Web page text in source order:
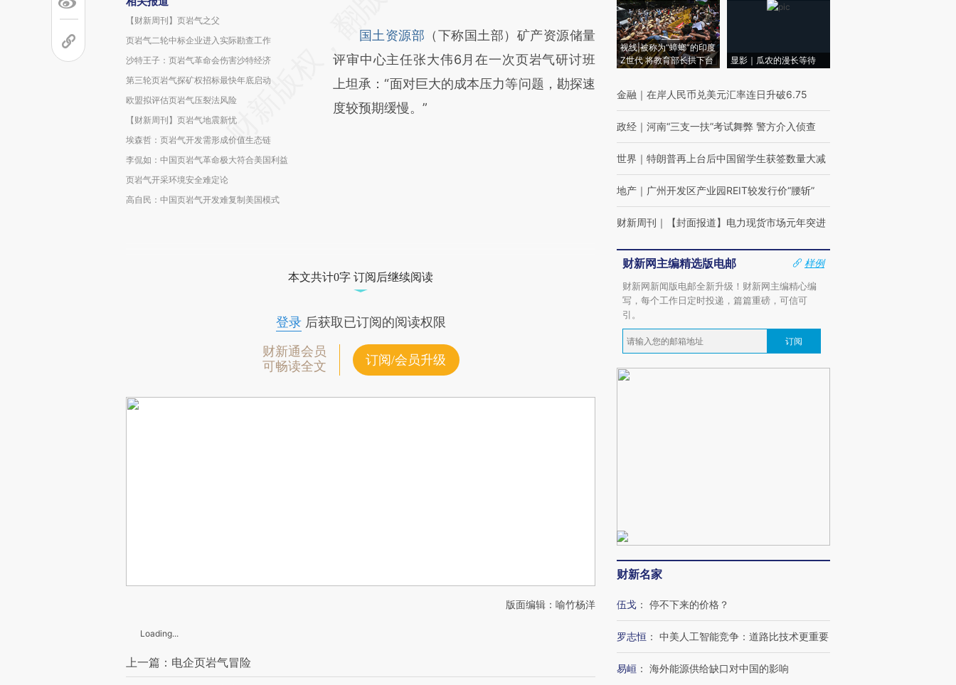
【财新周刊】页岩气之父
页岩气二轮中标企业进入实际勘查工作
沙特王子：页岩气革命会伤害沙特经济
第三轮页岩气探矿权招标最快年底启动
欧盟拟评估页岩气压裂法风险
【财新周刊】页岩气地震新忧
埃森哲：页岩气开发需形成价值生态链
李侃如：中国页岩气革命极大符合美国利益
页岩气开采环境安全难定论
高自民：中国页岩气开发难复制美国模式
国土资源部 （下称国土部）矿产资源储量
评审中心主任张大伟6月在一次页岩气研讨班
上坦承：“面对巨大的成本压力等问题，勘探速
度较预期缓慢。”
本文共计0字 订阅后继续阅读
登录后获取已订阅的阅读权限
财新通会员
可畅读全文
订阅/会员升级
版面编辑：喻竹杨洋
Loading...
上一篇：电企页岩气冒险
视线|被称为“蟑螂”的印度
Z世代 将教育部长拱下台
显影｜瓜农的漫长等待
金融 ｜ 在岸人民币兑美元汇率连日升破6.75
政经 ｜ 河南“三支一扶”考试舞弊 警方介入侦查
世界 ｜ 特朗普再上台后中国留学生获签数量大减
地产 ｜ 广州开发区产业园REIT较发行价“腰斩”
财新周刊 ｜ 【封面报道】电力现货市场元年突进
财新网主编精选版电邮
样例
财新网新闻版电邮全新升级！财新网主编精心编
写，每个工作日定时投递，篇篇重磅，可信可
引。
订阅
财新名家
伍戈 ： 停不下来的价格？
罗志恒 ： 中美人工智能竞争：道路比技术更重要
易峘 ： 海外能源供给缺口对中国的影响